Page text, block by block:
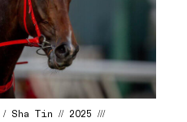
/ Sha Tin // 2025 ///